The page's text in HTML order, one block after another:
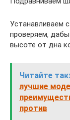
Устанавливаем
проверяем,
высоте от дна
Читайте
лучшие
против